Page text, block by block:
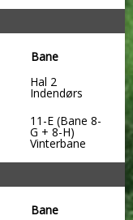
Bane
Hal 2
Indendørs
11-E (Bane 8-
G + 8-H)
Vinterbane
Bane